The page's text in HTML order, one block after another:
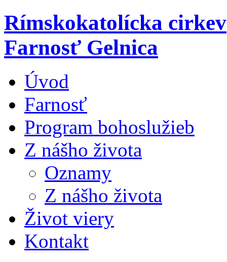
Rímskokatolícka cirkev
Farnosť Gelnica
Úvod
Farnosť
Program bohoslužieb
Z nášho života
Oznamy
Z nášho života
Život viery
Kontakt